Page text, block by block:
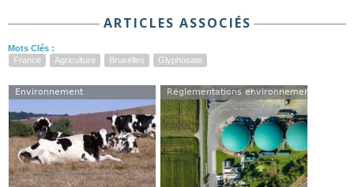
ARTICLES ASSOCIÉS
Mots Clés :
France
Agriculture Bruxelles Glyphosate
Environnement Réglementations environnementales